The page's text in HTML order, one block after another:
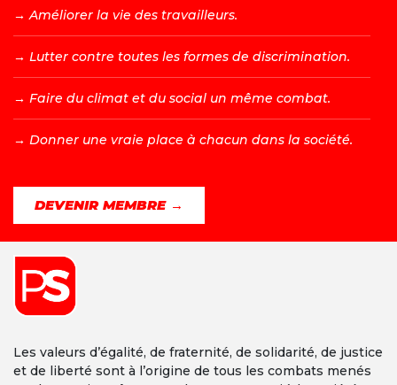
Les valeurs d’égalité, de fraternité, de solidarité, de justice
et de liberté sont à l’origine de tous les combats menés
→ Améliorer la vie des travailleurs.
→ Lutter contre toutes les formes de discrimination.
→ Faire du climat et du social un même combat.
→ Donner une vraie place à chacun dans la société.
DEVENIR MEMBRE →